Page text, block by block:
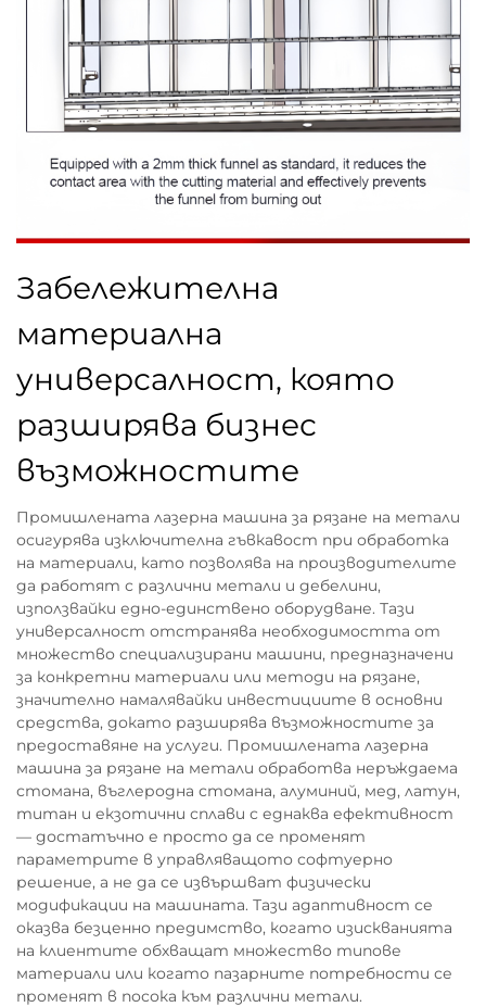
Забележителна
материална
универсалност, която
разширява бизнес
възможностите
Промишлената лазерна машина за рязане на метали
осигурява изключителна гъвкавост при обработка
на материали, като позволява на производителите
да работят с различни метали и дебелини,
използвайки едно-единствено оборудване. Тази
универсалност отстранява необходимостта от
множество специализирани машини, предназначени
за конкретни материали или методи на рязане,
значително намалявайки инвестициите в основни
средства, докато разширява възможностите за
предоставяне на услуги. Промишлената лазерна
машина за рязане на метали обработва неръждаема
стомана, въглеродна стомана, алуминий, мед, латун,
титан и екзотични сплави с еднаква ефективност
— достатъчно е просто да се променят
параметрите в управляващото софтуерно
решение, а не да се извършват физически
модификации на машината. Тази адаптивност се
оказва безценно предимство, когато изискванията
на клиентите обхващат множество типове
материали или когато пазарните потребности се
променят в посока към различни метали.